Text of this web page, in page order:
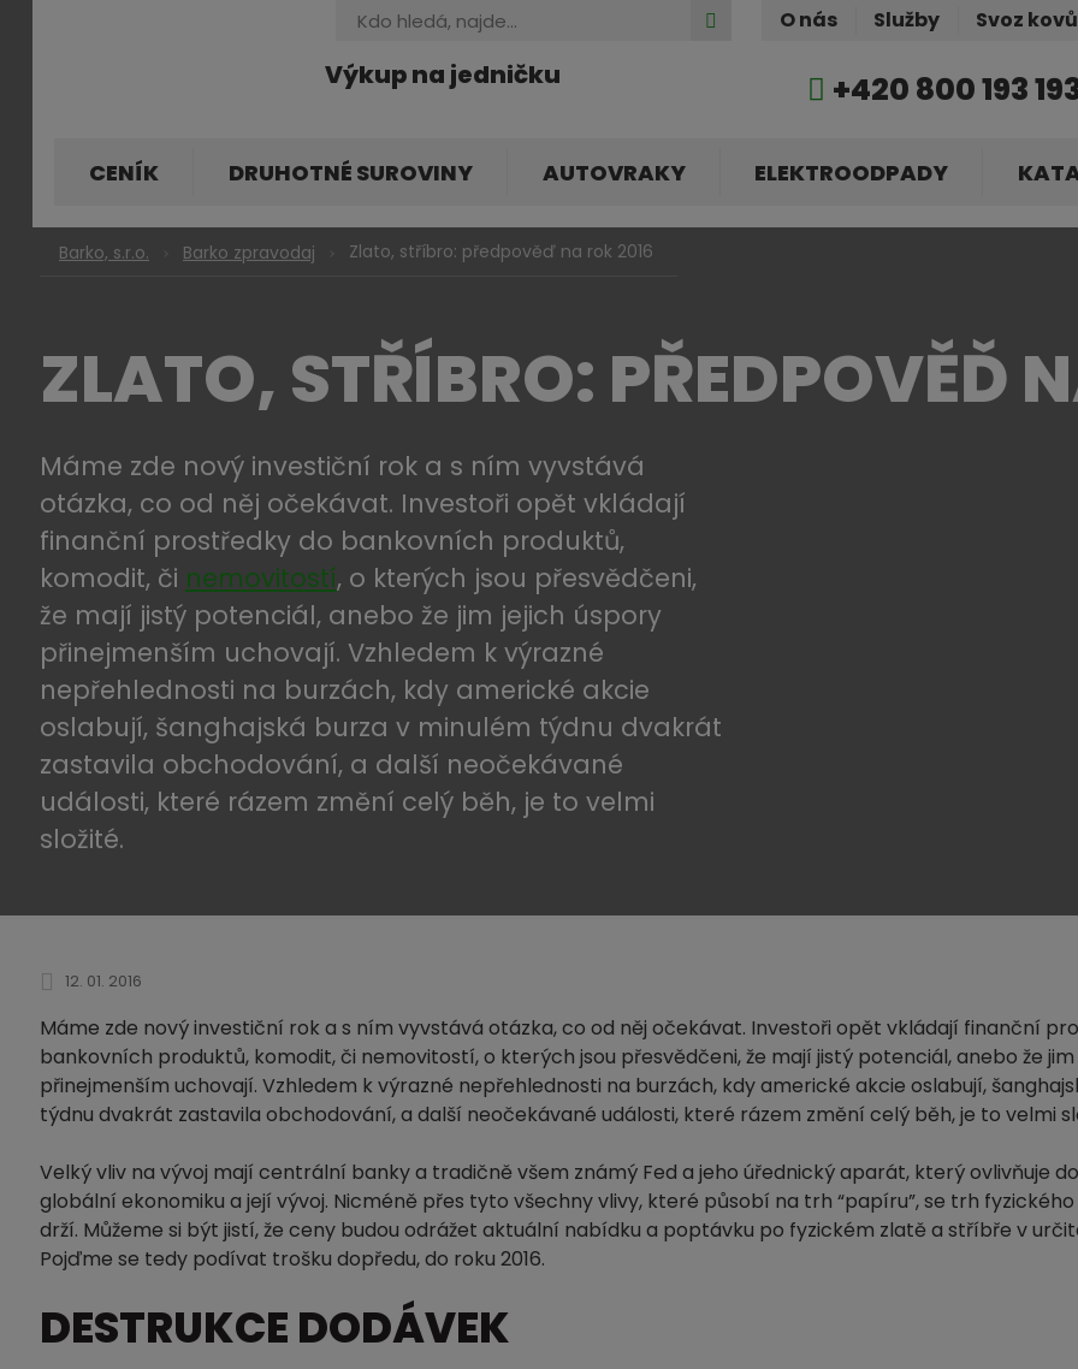
Výkup na jedničku +420 800 193
Vyhledávání Hledat O nás Služby Svoz kovů
CENÍK DRUHOTNÉ SUROVINY AUTOVRAKY ELEKTROODPADY
Barko, s.r.o. Barko zpravodaj Zlato, stříbro: předpověď na rok 2016
ZLATO, STŘÍBRO: PŘEDPOVĚĎ
Máme zde nový investiční rok a s ním vyvstává
otázka, co od něj očekávat. Investoři opět vkládají
finanční prostředky do bankovních produktů,
komodit, či nemovitostí, o kterých jsou přesvědčeni,
že mají jistý potenciál, anebo že jim jejich úspory
přinejmenším uchovají. Vzhledem k výrazné
nepřehlednosti na burzách, kdy americké akcie
oslabují, šanghajská burza v minulém týdnu dvakrát
zastavila obchodování, a další neočekávané
události, které rázem změní celý běh, je to velmi
složité.
12. 01. 2016
Máme zde nový investiční rok a s ním vyvstává otázka, co od něj očekávat. Investoři opět vkládají finanční
bankovních produktů, komodit, či nemovitostí, o kterých jsou přesvědčeni, že mají jistý potenciál, anebo že
přinejmenším uchovají. Vzhledem k výrazné nepřehlednosti na burzách, kdy americké akcie oslabují,
týdnu dvakrát zastavila obchodování, a další neočekávané události, které rázem změní celý běh, je to velmi
Velký vliv na vývoj mají centrální banky a tradičně všem známý Fed a jeho úřednický aparát, který ovlivňuje
globální ekonomiku a její vývoj. Nicméně přes tyto všechny vlivy, které působí na trh “papíru”, se trh fyzického
drží. Můžeme si být jistí, že ceny budou odrážet aktuální nabídku a poptávku po fyzickém zlatě a stříbře v
Pojďme se tedy podívat trošku dopředu, do roku 2016.
DESTRUKCE DODÁVEK